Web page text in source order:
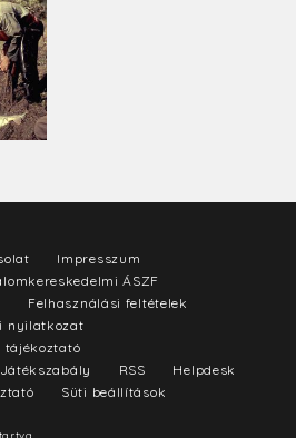
Impresszum
ÁSZF
Felhasználási feltételek
nyilatkozat
tájékoztató
Játékszabály RSS
Helpdesk
Süti beállítások